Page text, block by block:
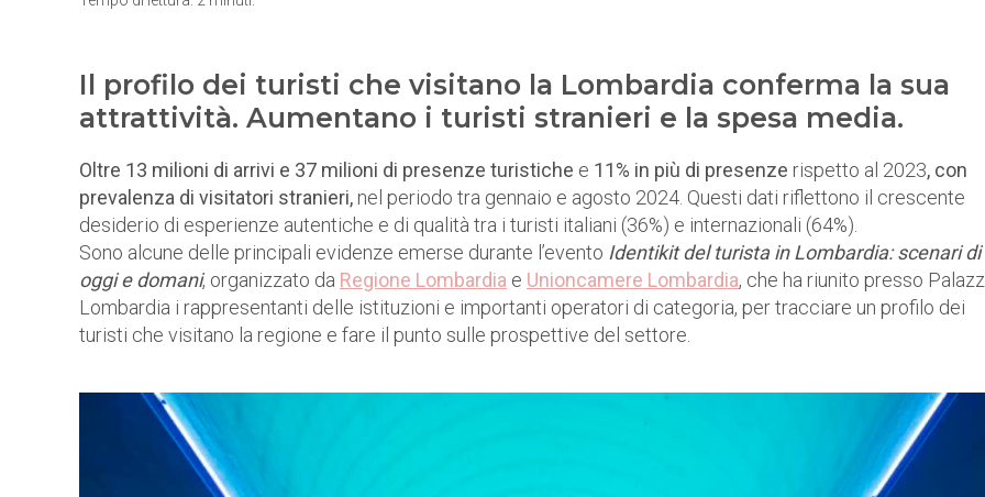
Il profilo dei turisti che visitano la Lombardia conferma la sua
attrattività. Aumentano i turisti stranieri e la spesa media.
Oltre 13 milioni di arrivi e 37 milioni di presenze turistiche e 11% in più di presenze rispetto al 2023, con
prevalenza di visitatori stranieri, nel periodo tra gennaio e agosto 2024. Questi dati riflettono il crescente
desiderio di esperienze autentiche e di qualità tra i turisti italiani (36%) e internazionali (64%).
Sono alcune delle principali evidenze emerse durante l’evento Identikit del turista in Lombardia: scenari di
oggi e domani, organizzato da Regione Lombardia e Unioncamere Lombardia, che ha riunito presso
Lombardia i rappresentanti delle istituzioni e importanti operatori di categoria, per tracciare un profilo dei
turisti che visitano la regione e fare il punto sulle prospettive del settore.